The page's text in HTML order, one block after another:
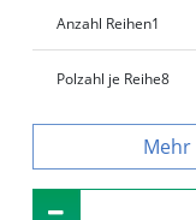
Anzahl Reihen1
Polzahl je Reihe8